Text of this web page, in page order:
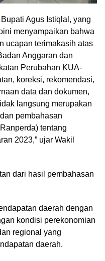
Agus Istiqlal, yang
menyampaikan bahwa
ucapan terimakasih atas
Anggaran dan
Perubahan KUA-
koreksi, rekomendasi,
data dan dokumen,
langsung merupakan
pembahasan
tentang
2023,” ujar Wakil
dari hasil pembahasan
daerah dengan
kondisi perekonomian
regional yang
daerah.